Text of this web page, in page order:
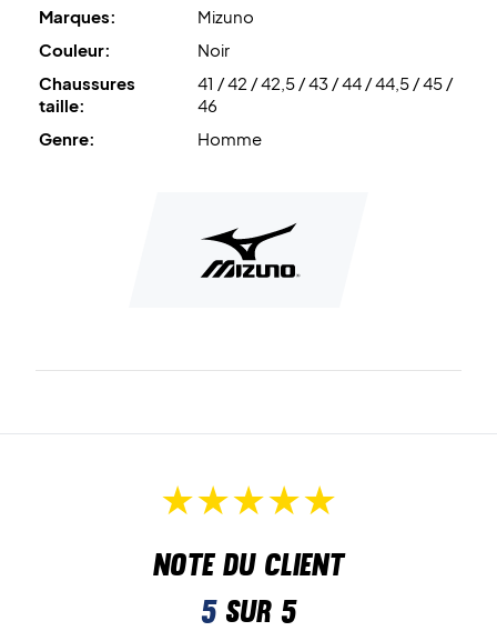
Marques:
Mizuno
Couleur:
Noir
Chaussures
taille:
41 / 42 / 42,5 / 43 / 44 / 44,5 / 45 /
46
Genre:
Homme
Note du client
5sur 5